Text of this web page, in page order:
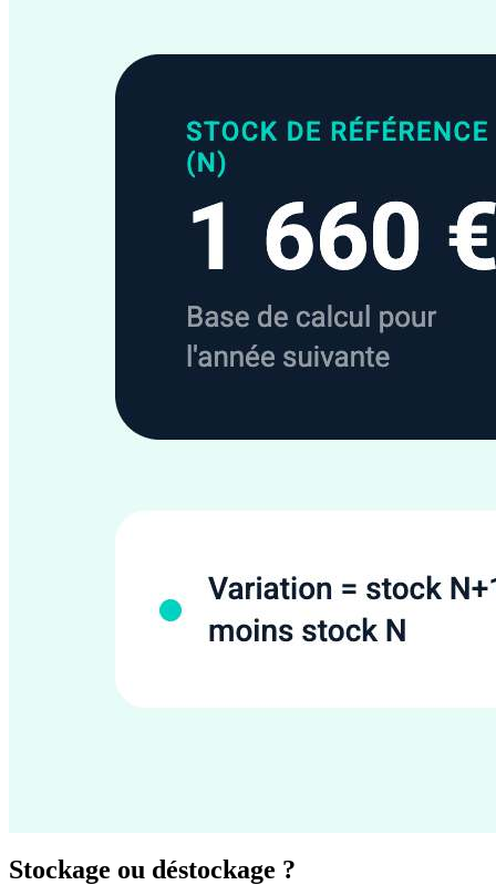
Stockage ou déstockage ?